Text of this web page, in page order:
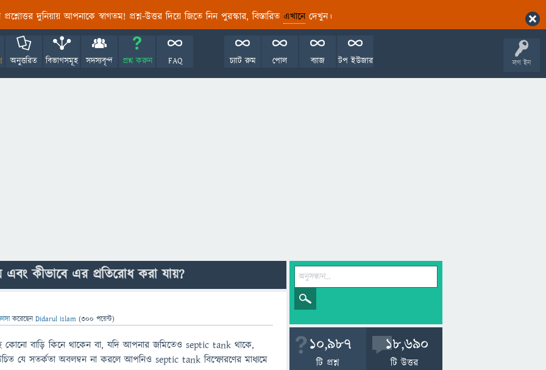
প্রশ্নোত্তর দুনিয়ায় আপনাকে স্বাগতম! প্রশ্ন-উত্তর দিয়ে জিতে নিন পুরস্কার, বিস্তারিত এখানেদেখুন।
লগ ইন
অনুত্তরিত বিভাগসমূহ সদস্যবৃন্দ প্রশ্ন করুন FAQ টপ ইউজার
ব্যাজ
পোল
চ্যাট রুম
কীভাবে এর প্রতিরোধ করা যায়?
করেছেনDidarul islam (300 পয়েন্ট)
বাড়ি কিনে থাকেন বা, যদি আপনার জমিতেও septic tank থাকে,
যে সতর্কতা অবলম্বন না করলে আপনিও septic tank বিস্ফোরণের মাধ্যমে
10,987
টি প্রশ্ন
18,690
টি উত্তর